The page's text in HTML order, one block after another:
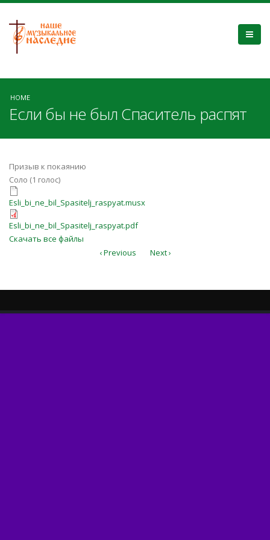
HOME
Если бы не был Спаситель распят
Призыв к покаянию
Соло (1 голос)
Esli_bi_ne_bil_Spasitelj_raspyat.musx
Esli_bi_ne_bil_Spasitelj_raspyat.musx
Esli_bi_ne_bil_Spasitelj_raspyat.pdf
Esli_bi_ne_bil_Spasitelj_raspyat.pdf
Скачать все файлы
‹ Previous
Next ›